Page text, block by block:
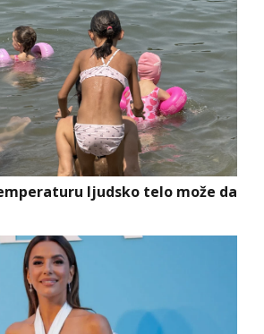
ljudsko telo može da